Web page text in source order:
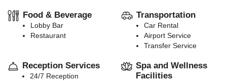
Food & Beverage
Lobby Bar
Restaurant
Transportation
Car Rental
Airport Service
Transfer Service
Reception Services
24/7 Reception
Spa and Wellness
Facilities